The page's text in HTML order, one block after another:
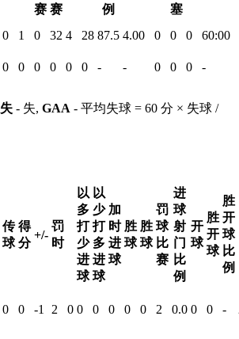
赛 赛
例
塞
0 1 0 32 4 28 87.5 4.00 0 0 0 60:00
0 0 0 0 0 0 - - 0 0 0
-
失 - 失, GAA - 平均失球 = 60 分 × 失球 /
传
球
得
分
+/-
罚
时
以
多
打
少
进
球
以
少
打
多
进
球
加
时
进
球
胜
球
胜
球
罚
球
比
赛
进
球
射
门
比
例
开
球
胜
开
球
胜
开
球
比
例
0 0 -1 2 0 0 0 0 0 0 2 0.0 0 0 -